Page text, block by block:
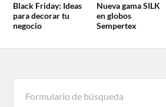
Black Friday: Ideas
para decorar tu
negocio
Nueva gama SILK
en globos
Sempertex